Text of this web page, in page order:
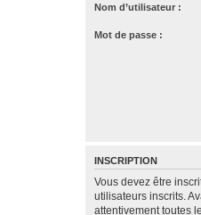
Nom d’utilisateur :
Mot de passe :
INSCRIPTION
Vous devez être
utilisateurs inscrits.
attentivement toutes